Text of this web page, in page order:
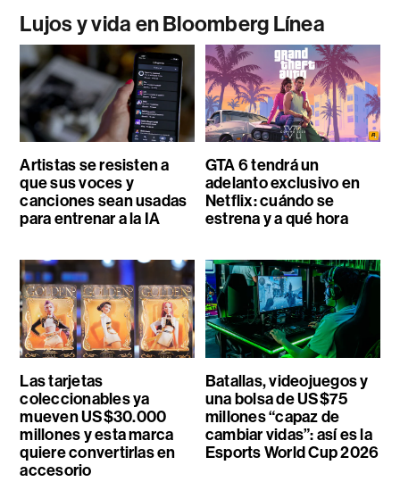
Lujos y vida en Bloomberg Línea
Artistas se resisten a
que sus voces y
canciones sean usadas
para entrenar a la IA
GTA 6 tendrá un
adelanto exclusivo en
Netflix: cuándo se
estrena y a qué hora
Las tarjetas
coleccionables ya
mueven US$30.000
millones y esta marca
quiere convertirlas en
accesorio
Batallas, videojuegos y
una bolsa de US$75
millones “capaz de
cambiar vidas”: así es la
Esports World Cup 2026